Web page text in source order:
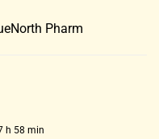
Pharm
h 58 min